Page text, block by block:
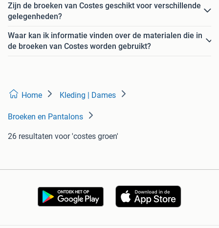
Zijn de broeken van Costes geschikt voor verschillende
gelegenheden?
Waar kan ik informatie vinden over de materialen die in
de broeken van Costes worden gebruikt?
Home Kleding | Dames
Broeken en Pantalons
26 resultaten voor 'costes groen'